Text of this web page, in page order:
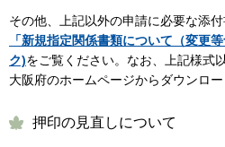
その他、上記以外の申請に必要な添付
「新規指定関係書類について（変更
ク)をご覧ください。なお、上記様式
大阪府のホームページからダウンロー
押印の見直しについて